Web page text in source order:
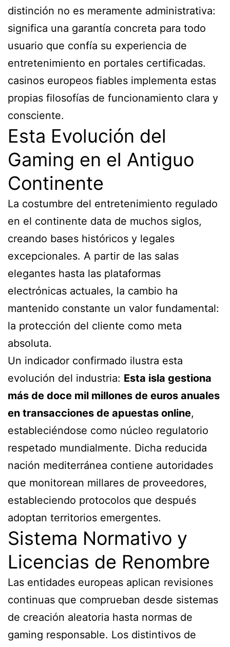
distinción no es meramente administrativa:
significa una garantía concreta para todo
usuario que confía su experiencia de
entretenimiento en portales certificadas.
casinos europeos fiables implementa estas
propias filosofías de funcionamiento clara y
consciente.
Esta Evolución del
Gaming en el Antiguo
Continente
La costumbre del entretenimiento regulado
en el continente data de muchos siglos,
creando bases históricos y legales
excepcionales. A partir de las salas
elegantes hasta las plataformas
electrónicas actuales, la cambio ha
mantenido constante un valor fundamental:
la protección del cliente como meta
absoluta.
Un indicador confirmado ilustra esta
evolución del industria: Esta isla gestiona
más de doce mil millones de euros anuales
en transacciones de apuestas online,
estableciéndose como núcleo regulatorio
respetado mundialmente. Dicha reducida
nación mediterránea contiene autoridades
que monitorean millares de proveedores,
estableciendo protocolos que después
adoptan territorios emergentes.
Sistema Normativo y
Licencias de Renombre
Las entidades europeas aplican revisiones
continuas que comprueban desde sistemas
de creación aleatoria hasta normas de
gaming responsable. Los distintivos de